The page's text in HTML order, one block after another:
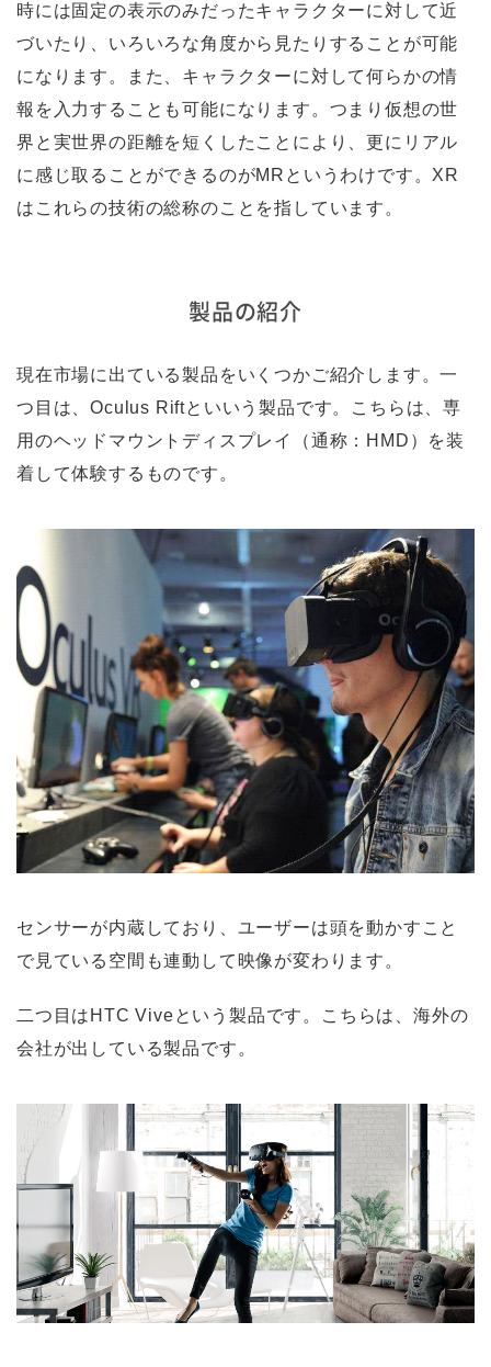
時には固定の表示のみだったキャラクターに対して近
づいたり、いろいろな角度から見たりすることが可能
になります。また、キャラクターに対して何らかの情
報を入力することも可能になります。つまり仮想の世
界と実世界の距離を短くしたことにより、更にリアル
に感じ取ることができるのがMRというわけです。XR
はこれらの技術の総称のことを指しています。
製品の紹介
現在市場に出ている製品をいくつかご紹介します。一
つ目は、Oculus Riftといいう製品です。こちらは、専
用のヘッドマウントディスプレイ（通称：HMD）を装
着して体験するものです。
センサーが内蔵しており、ユーザーは頭を動かすこと
で見ている空間も連動して映像が変わります。
二つ目はHTC Viveという製品です。こちらは、海外の
会社が出している製品です。